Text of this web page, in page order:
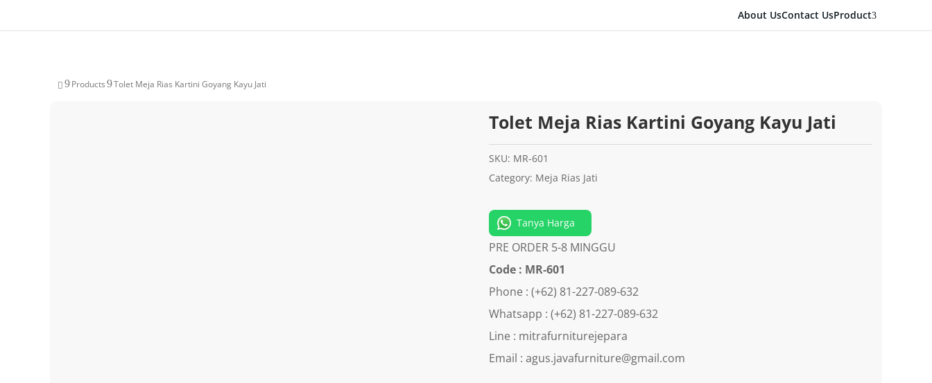
About UsContact UsProduct3
 9Products9Tolet Meja Rias Kartini Goyang Kayu Jati
Tolet Meja Rias Kartini Goyang Kayu Jati
SKU: MR-601
Category: Meja Rias Jati
Tanya Harga
PRE ORDER 5-8 MINGGU
Code : MR-601
Phone : (+62) 81-227-089-632
Whatsapp : (+62) 81-227-089-632
Line : mitrafurniturejepara
Email : agus.javafurniture@gmail.com